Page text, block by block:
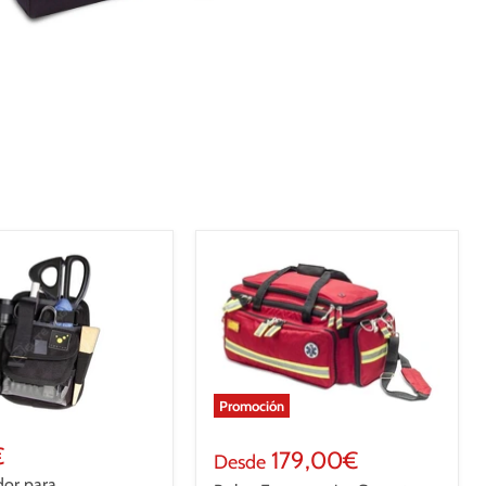
Promoción
Desde 179,00€